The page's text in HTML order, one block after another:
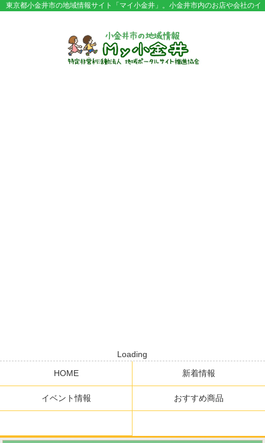
東京都小金井市の地域情報サイト「マイ小金井」。小金井市内のお店や会社のイ
Loading
HOME
新着情報
イベント情報 おすすめ商品